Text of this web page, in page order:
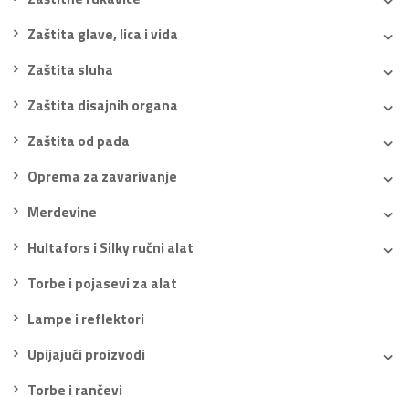
Zaštita glave, lica i vida
Zaštita sluha
Zaštita disajnih organa
Zaštita od pada
Oprema za zavarivanje
Merdevine
Hultafors i Silky ručni alat
Torbe i pojasevi za alat
Lampe i reflektori
Upijajući proizvodi
Torbe i rančevi